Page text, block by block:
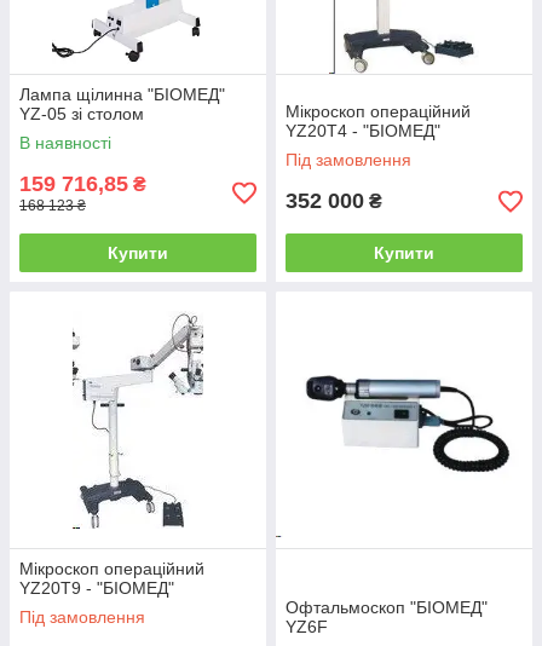
Лампа щілинна "БІОМЕД"
YZ-05 зі столом
В наявності
159 716,85 ₴
168 123 ₴
Купити
Мікроскоп операційний
YZ20T4 - "БІОМЕД"
Під замовлення
352 000 ₴
Купити
Мікроскоп операційний
YZ20T9 - "БІОМЕД"
Під замовлення
Офтальмоскоп "БІОМЕД"
YZ6F